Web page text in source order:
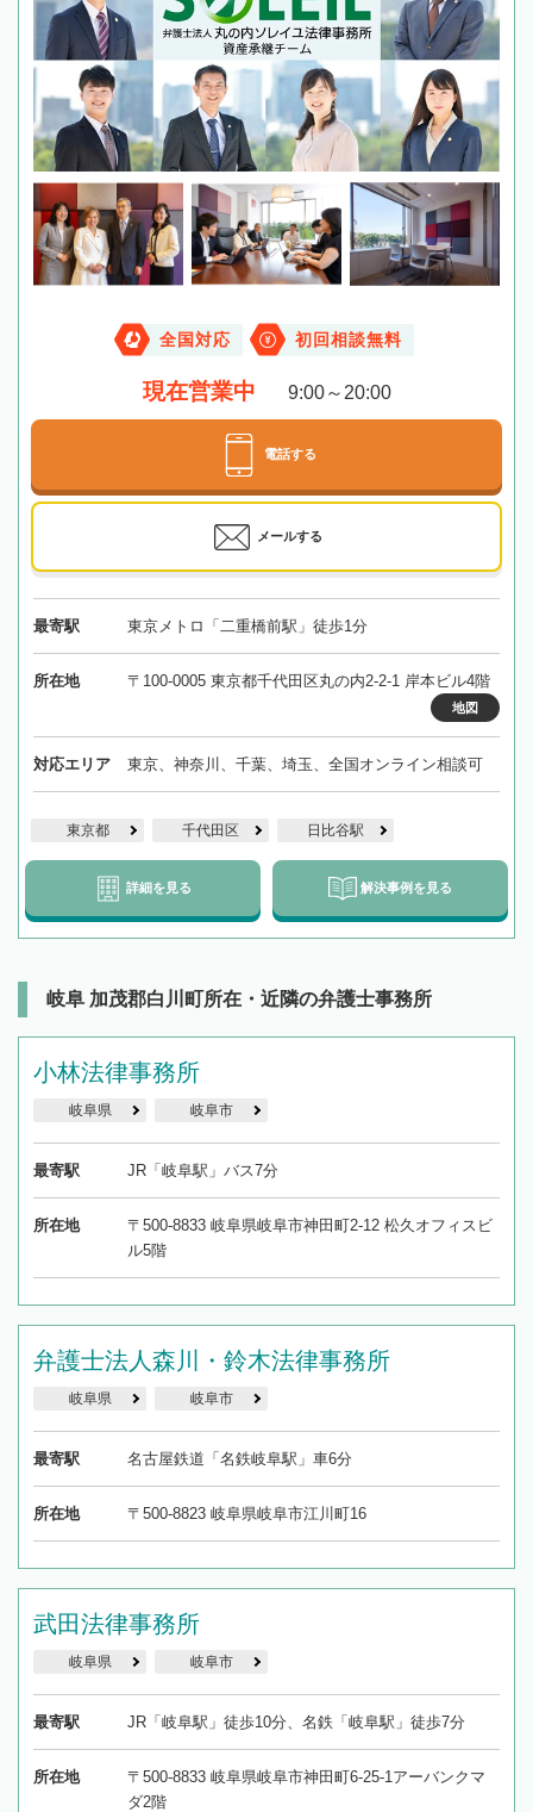
全国対応 初回相談無料
現在営業中 9:00～20:00
電話する
メールする
最寄駅 東京メトロ「二重橋前駅」徒歩1分
所在地 〒100-0005 東京都千代田区丸の内2-2-1 岸本ビル4階
地図
対応エリア 東京、神奈川、千葉、埼玉、全国オンライン相談可
東京都 千代田区 日比谷駅
詳細を見る 解決事例を見る
岐阜 加茂郡白川町所在・近隣の弁護士事務所
小林法律事務所
岐阜県 岐阜市
最寄駅 JR「岐阜駅」バス7分
所在地
〒500-8833 岐阜県岐阜市神田町2-12 松久オフィスビ
ル5階
弁護士法人森川・鈴木法律事務所
岐阜県 岐阜市
最寄駅 名古屋鉄道「名鉄岐阜駅」車6分
所在地 〒500-8823 岐阜県岐阜市江川町16
武田法律事務所
岐阜県 岐阜市
最寄駅 JR「岐阜駅」徒歩10分、名鉄「岐阜駅」徒歩7分
所在地
〒500-8833 岐阜県岐阜市神田町6-25-1アーバンクマ
ダ2階